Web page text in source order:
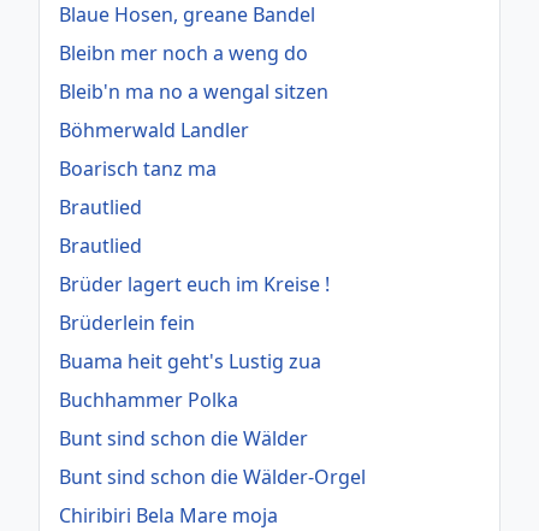
Blaue Hosen, greane Bandel
Bleibn mer noch a weng do
Bleib'n ma no a wengal sitzen
Böhmerwald Landler
Boarisch tanz ma
Brautlied
Brautlied
Brüder lagert euch im Kreise !
Brüderlein fein
Buama heit geht's Lustig zua
Buchhammer Polka
Bunt sind schon die Wälder
Bunt sind schon die Wälder-Orgel
Chiribiri Bela Mare moja